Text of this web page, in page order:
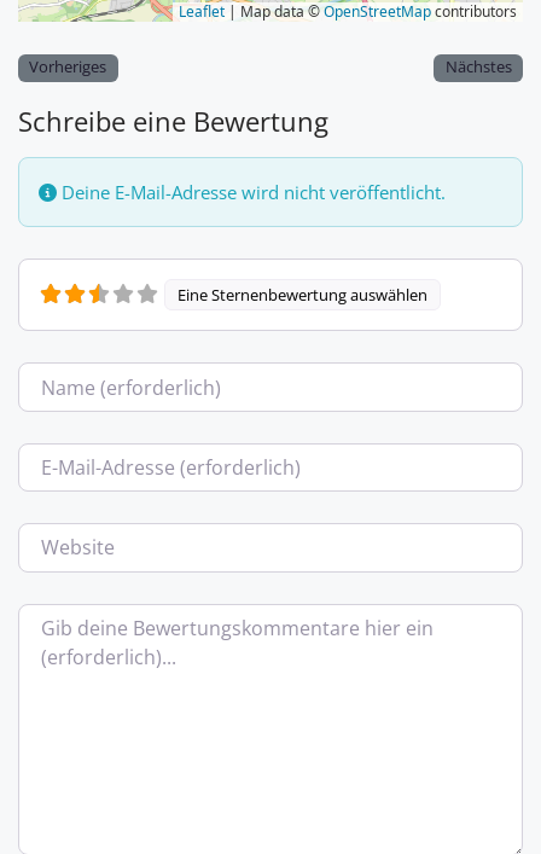
Leaflet | Map data ©OpenStreetMapcontributors
Vorheriges Nächstes
Schreibe eine Bewertung
Deine E-Mail-Adresse wird nicht veröffentlicht.
Eine Sternenbewertung auswählen
Name
E-Mail
Website
Bewertungstext